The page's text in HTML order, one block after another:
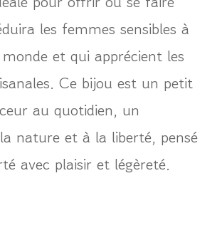
les femmes sensibles à
et qui apprécient les
Ce bijou est un petit
au quotidien, un
nature et à la liberté, pensé
avec plaisir et légèreté.